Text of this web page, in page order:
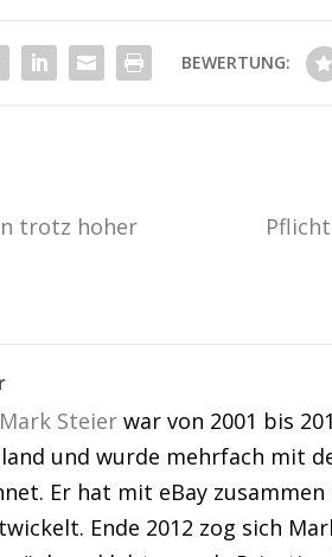
BEWERTUNG:
trotz hoher
Mark Steier war von 2001 bis
und wurde mehrfach mit
Er hat mit eBay
Ende 2012 zog sich